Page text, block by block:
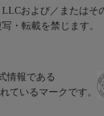
および／または
・転載を禁じます。
情報である
ているマークです。